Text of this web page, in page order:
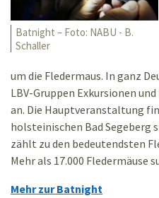
Batnight – Foto: NABU - B.
Schaller
um die Fledermaus. In ganz
LBV-Gruppen Exkursionen
an. Die Hauptveranstaltung
holsteinischen Bad
zählt zu den bedeutendsten
Mehr als 17.000 Fledermäuse
Mehr zur Batnight